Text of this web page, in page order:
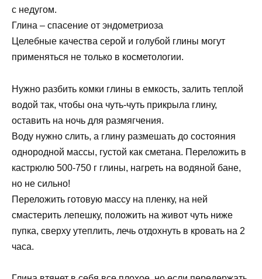
с недугом.
Глина – спасение от эндометриоза
Целебные качества серой и голубой глины могут
применяться не только в косметологии.
Нужно разбить комки глины в емкость, залить теплой
водой так, чтобы она чуть-чуть прикрыла глину,
оставить на ночь для размягчения.
Воду нужно слить, а глину размешать до состояния
однородной массы, густой как сметана. Переложить в
кастрюлю 500-750 г глины, нагреть на водяной бане,
но не сильно!
Переложить готовую массу на пленку, на ней
смастерить лепешку, положить на живот чуть ниже
пупка, сверху утеплить, лечь отдохнуть в кровать на 2
часа.